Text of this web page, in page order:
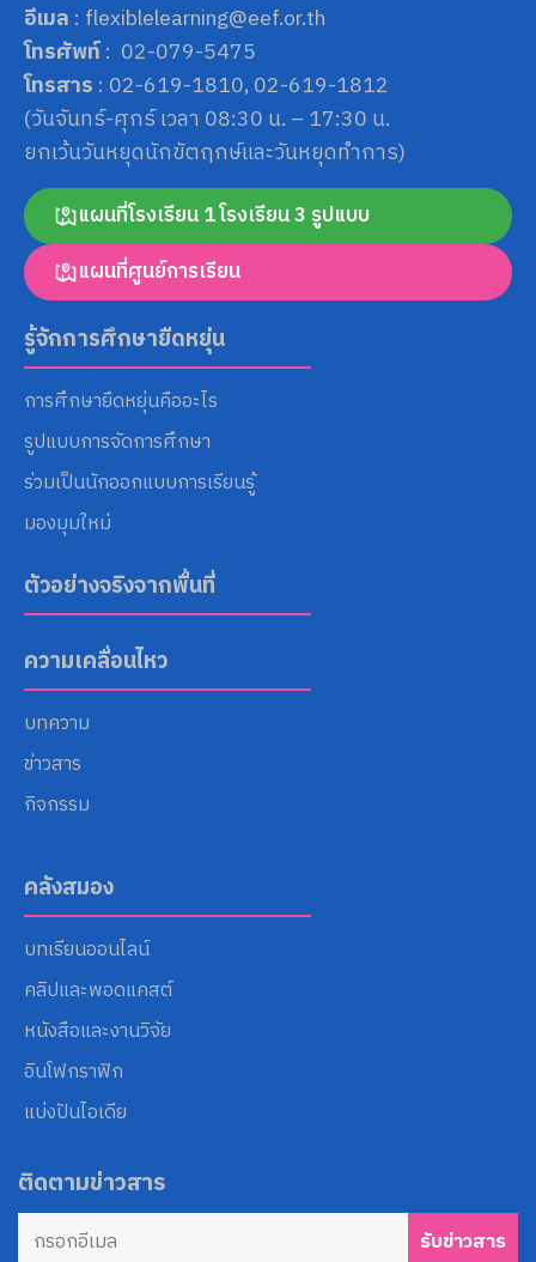
Search
for:
อีเมล : flexiblelearning@eef.or.th
โทรศัพท์: 02-079-5475
โทรสาร : 02-619-1810, 02-619-1812
(วันจันทร์-ศุกร์ เวลา 08:30 น. – 17:30 น.
ยกเว้นวันหยุดนักขัตฤกษ์และวันหยุดทำการ)
แผนที่โรงเรียน 1 โรงเรียน 3 รูปแบบ
แผนที่ศูนย์การเรียน
รู้จักการศึกษายืดหยุ่น
การศึกษายืดหยุ่นคืออะไร
รูปแบบการจัดการศึกษา
ร่วมเป็นนักออกแบบการเรียนรู้
มองมุมใหม่
ตัวอย่างจริงจากพื้นที่
ความเคลื่อนไหว
บทความ
ข่าวสาร
กิจกรรม
คลังสมอง
บทเรียนออนไลน์
คลิปและพอดแคสต์
หนังสือและงานวิจัย
อินโฟกราฟิก
แบ่งปันไอเดีย
ติดตามข่าวสาร